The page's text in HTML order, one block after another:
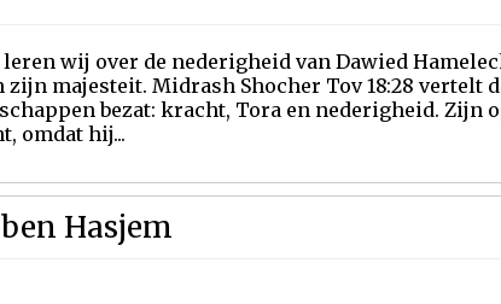
wij over de nederigheid van Dawied
zijn majesteit. Midrash Shocher Tov 18:28 vertelt
bezat: kracht, Tora en nederigheid. Zijn
omdat hij...
Hasjem